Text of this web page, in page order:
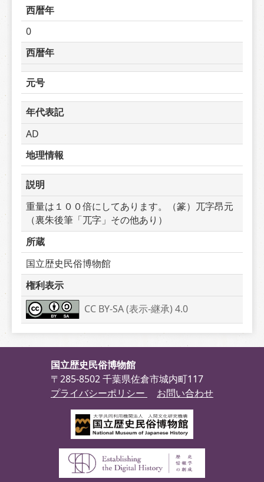
西暦年
0
西暦年
元号
年代表記
AD
地理情報
説明
重量は１００倍にしてあります。（篆）兀字昂元
（裏朱後筆「兀字」その他あり）
所蔵
国立歴史民俗博物館
権利表示
CC BY-SA (表示-継承) 4.0
国立歴史民俗博物館
〒285-8502 千葉県佐倉市城内町117
プライバシーポリシー
お問い合わせ